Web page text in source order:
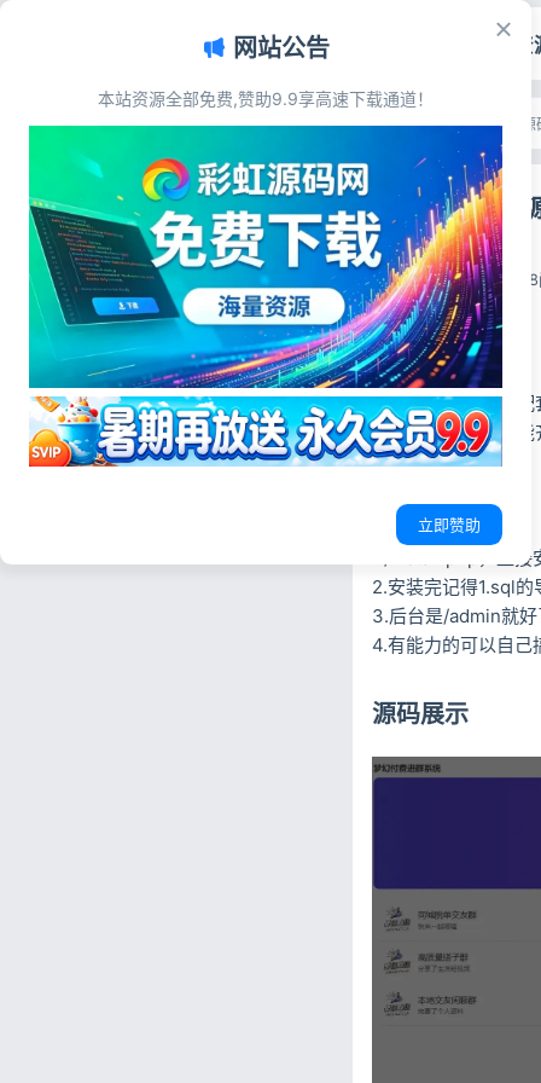
源码资
首页>源码资源>其他源
梦幻付费进群
彩虹源码网
2026-06-16
源码简介
梦幻付费进群程序
查询、会员管理功
安装教程
1./install.php，直接
2.安装完记得1.sql的
3.后台是/admin就好
4.有能力的可以自己
源码展示
文章目录
源码简介
安装教程
源码展示
源码下载
网站公告
本站资源全部免费,赞助9.9享高速下载通道！
立即赞助